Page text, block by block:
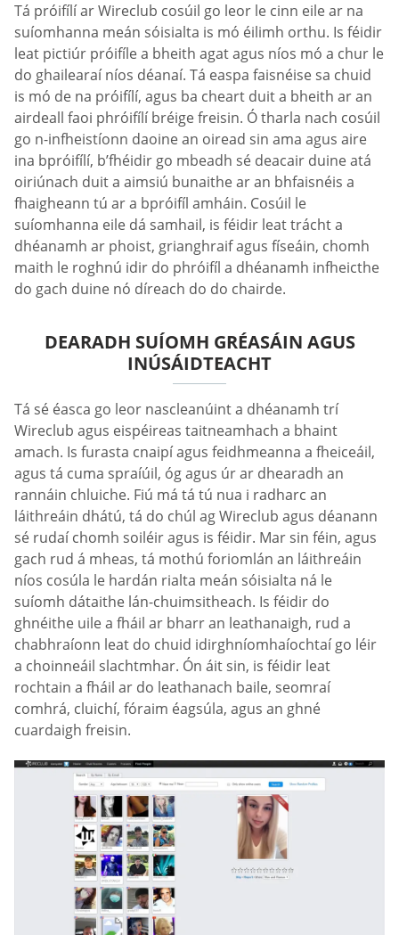
Tá próifílí ar Wireclub cosúil go leor le cinn eile ar na
suíomhanna meán sóisialta is mó éilimh orthu. Is féidir
leat pictiúr próifíle a bheith agat agus níos mó a chur le
do ghailearaí níos déanaí. Tá easpa faisnéise sa chuid
is mó de na próifílí, agus ba cheart duit a bheith ar an
airdeall faoi phróifílí bréige freisin. Ó tharla nach cosúil
go n-infheistíonn daoine an oiread sin ama agus aire
ina bpróifílí, b’fhéidir go mbeadh sé deacair duine atá
oiriúnach duit a aimsiú bunaithe ar an bhfaisnéis a
fhaigheann tú ar a bpróifíl amháin. Cosúil le
suíomhanna eile dá samhail, is féidir leat trácht a
dhéanamh ar phoist, grianghraif agus físeáin, chomh
maith le roghnú idir do phróifíl a dhéanamh infheicthe
do gach duine nó díreach do do chairde.
DEARADH SUÍOMH GRÉASÁIN AGUS
INÚSÁIDTEACHT
Tá sé éasca go leor nascleanúint a dhéanamh trí
Wireclub agus eispéireas taitneamhach a bhaint
amach. Is furasta cnaipí agus feidhmeanna a fheiceáil,
agus tá cuma spraíúil, óg agus úr ar dhearadh an
rannáin chluiche. Fiú má tá tú nua i radharc an
láithreáin dhátú, tá do chúl ag Wireclub agus déanann
sé rudaí chomh soiléir agus is féidir. Mar sin féin, agus
gach rud á mheas, tá mothú foriomlán an láithreáin
níos cosúla le hardán rialta meán sóisialta ná le
suíomh dátaithe lán-chuimsitheach. Is féidir do
ghnéithe uile a fháil ar bharr an leathanaigh, rud a
chabhraíonn leat do chuid idirghníomhaíochtaí go léir
a choinneáil slachtmhar. Ón áit sin, is féidir leat
rochtain a fháil ar do leathanach baile, seomraí
comhrá, cluichí, fóraim éagsúla, agus an ghné
cuardaigh freisin.